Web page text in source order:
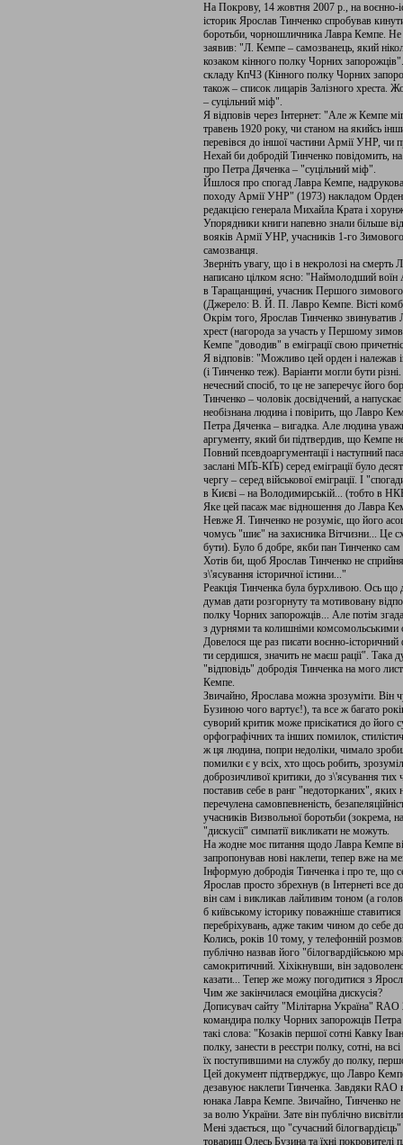
На Покрову, 14 жовтня 2007 р., на воєнно-
історик Ярослав Тинченко спробував
боротьби, чорношличника Лавра Кемпе. Не
заявив: "Л. Кемпе – самозванець, який
козаком кінного полку Чорних
складу КпЧЗ (Кінного полку Чорних
також – список лицарів Залізного
– суцільний міф".
Я відповів через Інтернет: "Але ж Кемпе
травень 1920 року, чи станом на якийсь
перевівся до іншої частини Армії УНР,
Нехай би добродій Тинченко повідомить,
про Петра Дяченка – "суцільний міф".
Йшлося про спогад Лавра Кемпе,
походу Армії УНР" (1973) накладом
редакцією генерала Михайла Крата і
Упорядники книги напевно знали більше
вояків Армії УНР, учасників 1-го
самозванця.
Зверніть увагу, що і в некролозі на
написано цілком ясно: "Наймолодший воїн
в Таращанщині, учасник Першого
(Джерело: В. Й. П. Лавро Кемпе. Вісті
Окрім того, Ярослав Тинченко звинуватив
хрест (нагорода за участь у Першому
Кемпе "доводив" в еміграції свою
Я відповів: "Можливо цей орден і належав
(і Тинченко теж). Варіанти могли бути
нечесний спосіб, то це не заперечує його
Тинченко – чоловік досвідчений, а
необізнана людина і повірить, що Лавро
Петра Дяченка – вигадка. Але людина
аргументу, який би підтвердив, що Кемпе
Повний псевдоаргументації і наступний
заслані МҐБ-КҐБ) серед еміграції було
чергу – серед військової еміграції. І
в Києві – на Володимирській... (тобто в
Яке цей пасаж має відношення до Лавра
Невже Я. Тинченко не розуміє, що його
чомусь "шиє" на захисника Вітчизни... Це
бути). Було б добре, якби пан Тинченко сам
Хотів би, щоб Ярослав Тинченко не
з\'ясування історичної істини..."
Реакція Тинченка була бурхливою. Ось що
думав дати розгорнуту та мотивовану
полку Чорних запорожців... Але потім
з дурнями та колишніми комсомольськими
Довелося ще раз писати воєнно-
ти сердишся, значить не маєш рації". Така
"відповідь" добродія Тинченка на мого
Кемпе.
Звичайно, Ярослава можна зрозуміти. Він
Бузиною чого вартує!), та все ж багато
суворий критик може присікатися до його
орфографічних та інших помилок,
ж ця людина, попри недоліки, чимало
помилки є у всіх, хто щось робить,
доброзичливої критики, до з\'ясування
поставив себе в ранг "недоторканих",
перечулена самовпевненість,
учасників Визвольної боротьби (зокрема,
"дискусії" симпатії викликати не можуть.
На жодне моє питання щодо Лавра Кемпе він
запропонував нові наклепи, тепер вже на
Інформую добродія Тинченка і про те, що
Ярослав просто збрехнув (в Інтернеті все
він сам і викликав лайливим тоном (а
б київському історику поважніше
перебріхувань, адже таким чином до себе
Колись, років 10 тому, у телефонній
публічно назвав його "білогвардійською
самокритичний. Хіхікнувши, він
казати... Тепер же можу погодитися з
Чим же закінчилася емоційна дискусія?
Дописувач сайту "Мілітарна Україна"
командира полку Чорних запорожців
такі слова: "Козаків першої сотні Кавку
полку, занести в реєстри полку, сотні, на
їх поступившими на службу до полку,
Цей документ підтверджує, що Лавро
дезавуює наклепи Тинченка. Завдяки RAO
юнака Лавра Кемпе. Звичайно, Тинченко не
за волю України. Зате він публічно
Мені здається, що "сучасний
товариш Олесь Бузина та їхні покровителі